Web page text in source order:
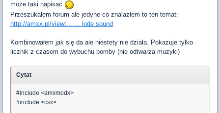
może taki napisać
Przeszukałem forum ale jedyne co znalazłem to ten temat:
http://amxx.pl/viewt... ... lode sound
Kombinowałem jak się da ale niestety nie działa. Pokazuje tylko
licznik z czasem do wybuchu bomby (nie odtwarza muzyki)
Cytat
#include <amxmodx>
#include <csx>